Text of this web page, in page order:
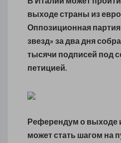
выходе страны из
Оппозиционная
звезд» за два дня
тысячи подписей под
петицией.
Референдум о выходе
может стать шагом на